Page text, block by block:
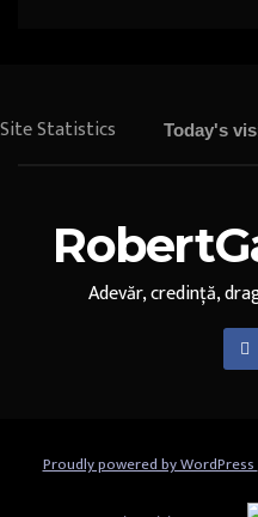
Site Statistics Today's
Adevăr, credință,
Proudly powered by WordPress